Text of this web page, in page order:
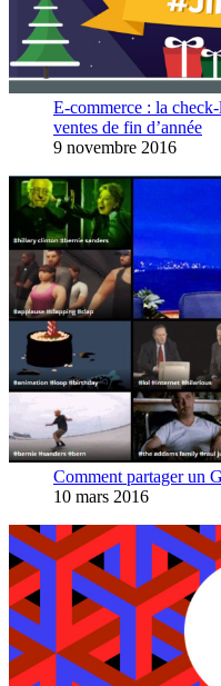
E-commerce : la
ventes de fin d’année
9 novembre 2016
Comment partager un
10 mars 2016